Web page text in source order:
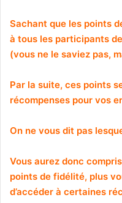
Sachant que les points
à tous les participants
(vous ne le saviez pas,
Par la suite, ces points
récompenses pour vos
On ne vous dit pas
Vous aurez donc
points de fidélité, plus
d’accéder à certaines